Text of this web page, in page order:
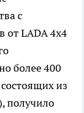
с
от LADA 4х4
более 400
из
получило